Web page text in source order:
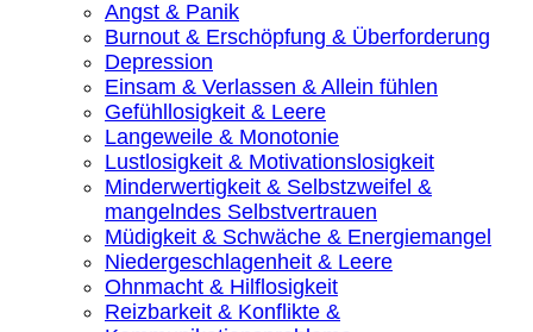
Angst & Panik
Burnout & Erschöpfung & Überforderung
Depression
Einsam & Verlassen & Allein fühlen
Gefühllosigkeit & Leere
Langeweile & Monotonie
Lustlosigkeit & Motivationslosigkeit
Minderwertigkeit & Selbstzweifel &
mangelndes Selbstvertrauen
Müdigkeit & Schwäche & Energiemangel
Niedergeschlagenheit & Leere
Ohnmacht & Hilflosigkeit
Reizbarkeit & Konflikte &